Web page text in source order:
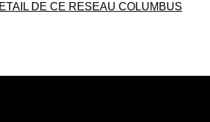
DE CE RESEAU COLUMBUS